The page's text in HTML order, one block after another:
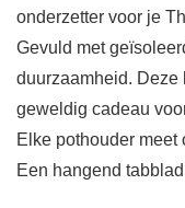
onderzetter voor je
Gevuld met
duurzaamheid. Deze
geweldig cadeau
Elke pothouder meet
Een hangend